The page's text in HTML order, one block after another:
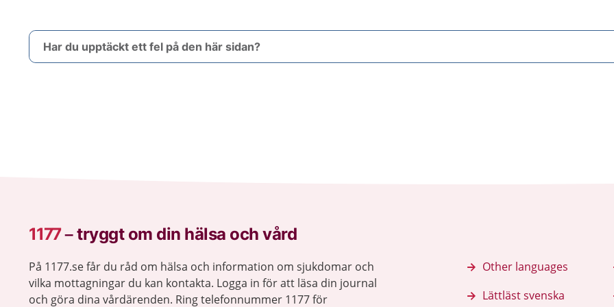
Har du upptäckt ett fel på den här sidan?
1177–tryggt om din hälsa och vård
På 1177.se får du råd om hälsa och information om sjukdomar och
vilka mottagningar du kan kontakta. Logga in för att läsa din journal
och göra dina vårdärenden. Ring telefonnummer 1177 för
Other languages
Lättläst svenska